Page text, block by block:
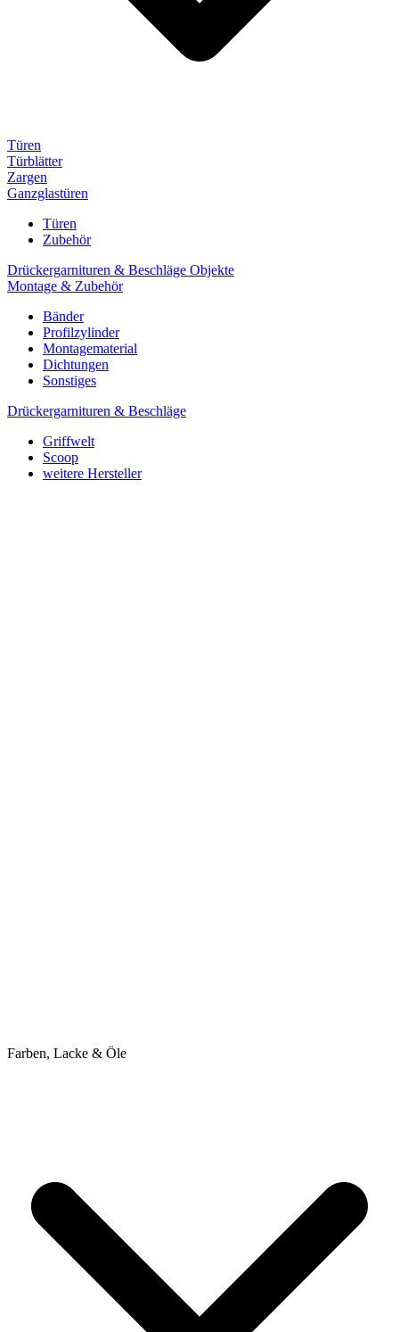
Türen
Türblätter
Zargen
Ganzglastüren
Türen
Zubehör
Drückergarnituren & Beschläge Objekte
Montage & Zubehör
Bänder
Profilzylinder
Montagematerial
Dichtungen
Sonstiges
Drückergarnituren & Beschläge
Griffwelt
Scoop
weitere Hersteller
Farben, Lacke & Öle